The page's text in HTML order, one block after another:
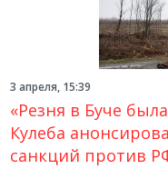
3 апреля, 15:39
«Резня в Буче
Кулеба
санкций против